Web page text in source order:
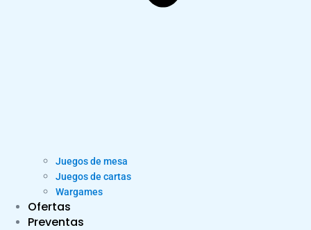
Juegos de mesa
Juegos de cartas
Wargames
Ofertas
Preventas